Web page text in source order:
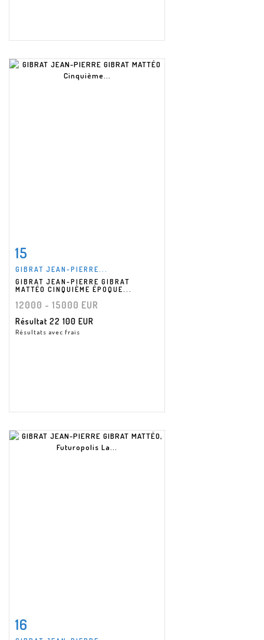
Fiche détaillée
15
GIBRAT JEAN-PIERRE...
GIBRAT JEAN-PIERRE GIBRAT
MATTÉO CINQUIÈME ÉPOQUE...
12000 - 15000 EUR
Résultat 22 100 EUR
Résultats avec frais
Fiche détaillée
16